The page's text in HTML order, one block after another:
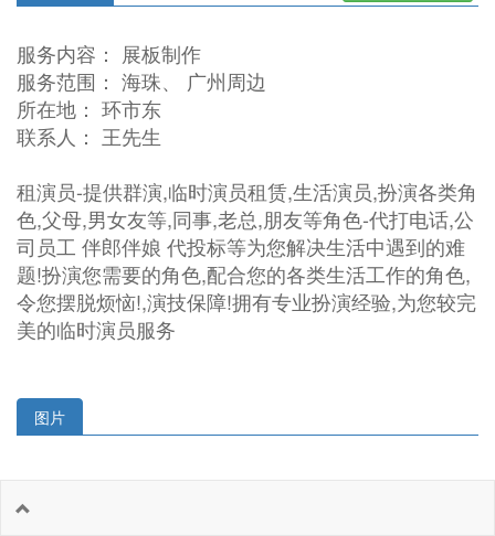
服务内容： 展板制作
服务范围： 海珠、 广州周边
所在地： 环市东
联系人： 王先生
租演员-提供群演,临时演员租赁,生活演员,扮演各类角
色,父母,男女友等,同事,老总,朋友等角色-代打电话,公
司员工 伴郎伴娘 代投标等为您解决生活中遇到的难
题!扮演您需要的角色,配合您的各类生活工作的角色,
令您摆脱烦恼!,演技保障!拥有专业扮演经验,为您较完
美的临时演员服务
图片